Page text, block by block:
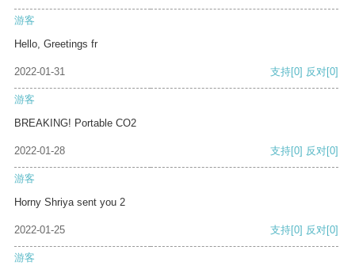
游客
Hello, Greetings fr
2022-01-31 支持[0] 反对[0]
游客
BREAKING! Portable CO2
2022-01-28 支持[0] 反对[0]
游客
Horny Shriya sent you 2
2022-01-25 支持[0] 反对[0]
游客